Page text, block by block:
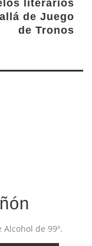
literarios
de Juego
de Tronos
de 99º.